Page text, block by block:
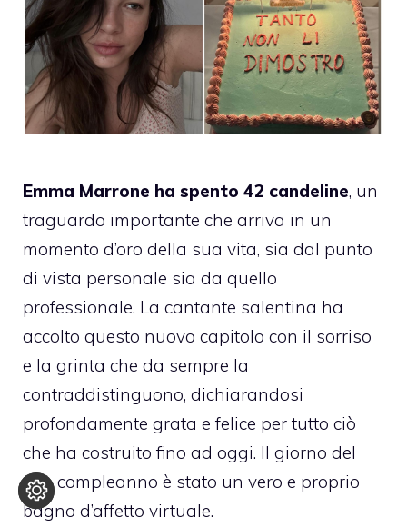
Emma Marrone ha spento 42 candeline, un
traguardo importante che arriva in un
momento d’oro della sua vita, sia dal punto
di vista personale sia da quello
professionale. La cantante salentina ha
accolto questo nuovo capitolo con il sorriso
e la grinta che da sempre la
contraddistinguono, dichiarandosi
profondamente grata e felice per tutto ciò
che ha costruito fino ad oggi. Il giorno del
suo compleanno è stato un vero e proprio
bagno d’affetto virtuale.